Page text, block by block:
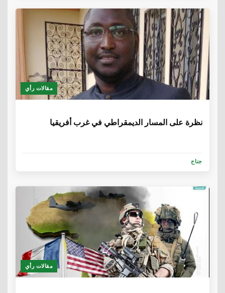
مقالات رأي
نظرة على المسار الديمقراطي في غرب أفريقيا
جناح
مقالات رأي